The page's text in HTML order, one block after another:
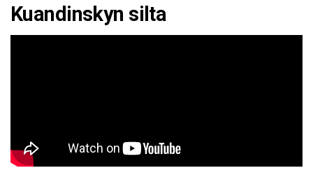
Kuandinskyn silta